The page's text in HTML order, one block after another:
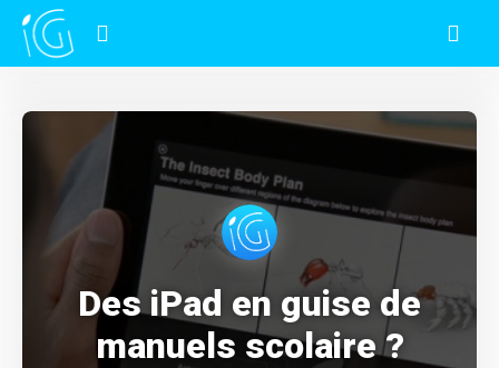
Des iPad en guise de
manuels scolaire ?